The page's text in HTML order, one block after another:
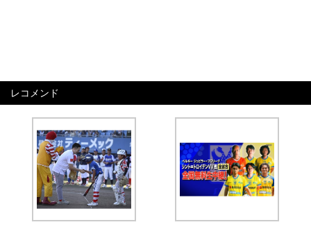
レコメンド